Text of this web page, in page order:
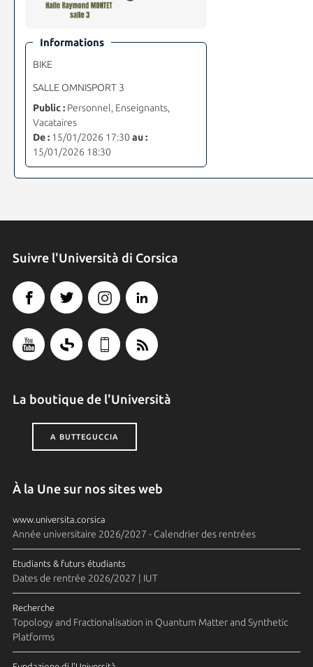
Informations
BIKE
SALLE OMNISPORT 3
Public :Personnel, Enseignants,
Vacataires
De :15/01/2026 17:30 au :
15/01/2026 18:30
Suivre l'Università di Corsica
La boutique de l'Università
A BUTTEGUCCIA
À la Une sur nos sites web
www.universita.corsica
Année universitaire 2026/2027 - Calendrier des rentrées
Etudiants & futurs étudiants
Dates de rentrée 2026/2027 | IUT
Recherche
Topology and Fractionalisation in Quantum Matter and Synthetic
Platforms